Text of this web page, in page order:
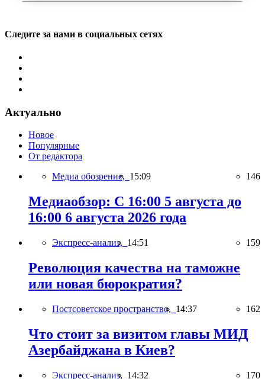
Следите за нами в социальных сетях
Актуально
Новое
Популярные
От редактора
Медиа обозрение, 15:09 146
Медиаобзор: С 16:00 5 августа до
16:00 6 августа 2026 года
Экспресс-анализ, 14:51 159
Революция качества на таможне
или новая бюрократия?
Постсоветское пространство, 14:37 162
Что стоит за визитом главы МИД
Азербайджана в Киев?
Экспресс-анализ, 14:32 170